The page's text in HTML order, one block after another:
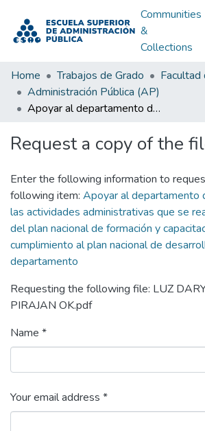
Communities
&
Collections
Home Trabajos de Grado
Facultad
Administración Pública (AP)
Apoyar al departamento de capacitación en las actividades administrativas que se realicen en el marco del plan nacional de formación y capacitación, para dar cumplimiento al plan nacional de desarrollo y a las metas de departamento
Request a copy of the
Enter the following information to
following item: Apoyar al departamento
las actividades administrativas que se
del plan nacional de formación y
cumplimiento al plan nacional de
departamento
Requesting the following file: LUZ
PIRAJAN OK.pdf
Name *
Your email address *